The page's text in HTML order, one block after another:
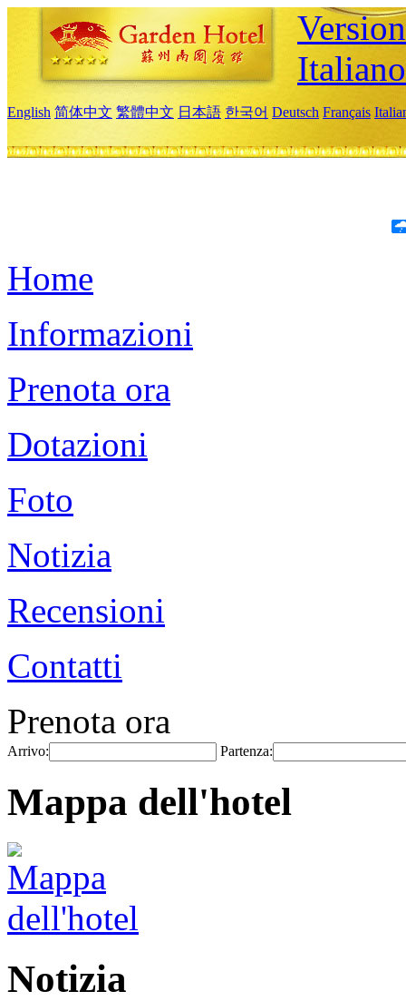
Italiano
English 简体中文 繁體中文 日本語 한국어 Deutsch Français
Home
Informazioni
Prenota ora
Dotazioni
Foto
Notizia
Recensioni
Contatti
Prenota ora
Arrivo: Partenza:
Mappa dell'hotel
Notizia